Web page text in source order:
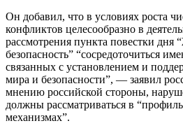
Он добавил, что в условиях роста
конфликтов целесообразно в
рассмотрения пункта повестки
безопасность” “сосредоточиться
связанных с установлением и
мира и безопасности”, — заявил
мнению российской стороны,
должны рассматриваться в
механизмах”.